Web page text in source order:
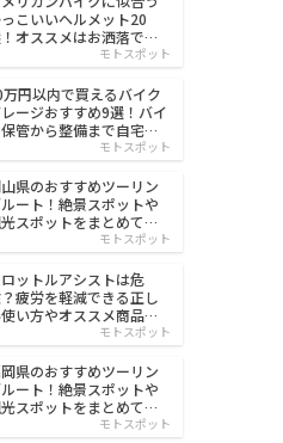
こいいヘルメット20
オススメはお洒落でワ
モトスポット
万円以内で買えるバイク
ージおすすめ9選！バイ
管から整備まで自宅で
モトスポット
県のおすすめツーリン
ート！絶景スポットや
スポットをまとめて紹
モトスポット
ロットルアシストは危
疲労を軽減できる正し
い方やオススメ商品を
モトスポット
県のおすすめツーリン
ート！絶景スポットや
スポットをまとめて紹
モトスポット